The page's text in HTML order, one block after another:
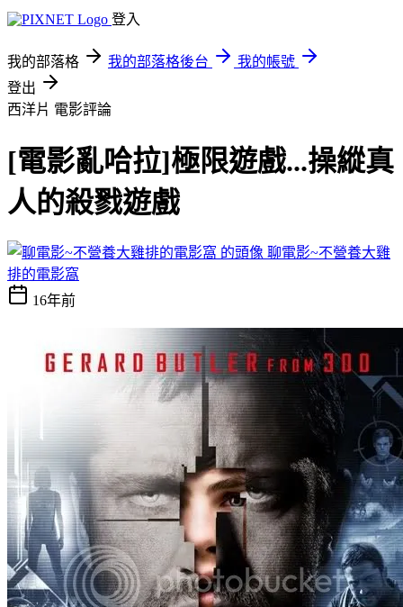
登入
我的部落格 我的部落格後台
我的帳號
登出
西洋片 電影評論
[電影亂哈拉]極限遊戲...操縱真
人的殺戮遊戲
聊電影~不營養大雞
排的電影窩
16年前